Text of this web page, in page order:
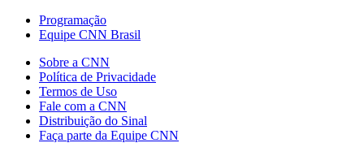
Programação
Equipe CNN Brasil
Sobre a CNN
Política de Privacidade
Termos de Uso
Fale com a CNN
Distribuição do Sinal
Faça parte da Equipe CNN